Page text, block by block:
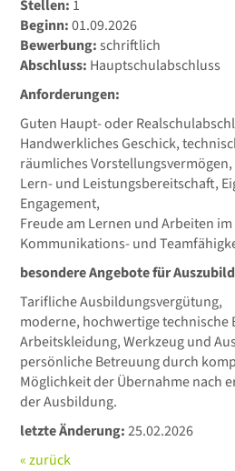
Stellen: 1
Beginn:01.09.2026
Bewerbung:schriftlich
Abschluss: Hauptschulabschluss
Anforderungen:
Guten Haupt- oder
Handwerkliches Geschick,
räumliches Vorstellungsvermögen,
Lern- und Leistungsbereitschaft,
Engagement,
Freude am Lernen und Arbeiten
Kommunikations- und
besondere Angebote für
Tarifliche Ausbildungsvergütung,
moderne, hochwertige technische
Arbeitskleidung, Werkzeug und
persönliche Betreuung durch
Möglichkeit der Übernahme nach
der Ausbildung.
letzte Änderung:25.02.2026
« zurück